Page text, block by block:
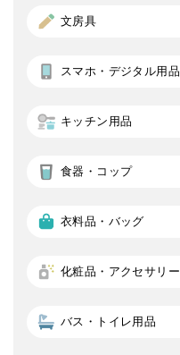
文房具
スマホ・デジタル用品
キッチン用品
食器・コップ
衣料品・バッグ
化粧品・アクセサリー
バス・トイレ用品